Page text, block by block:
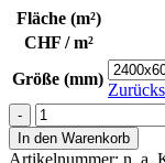
Fläche (m²)
CHF / m²
Größe (mm)
Copper
Moon
Dark
In den Warenkorb
Artikelnummer: n. a.